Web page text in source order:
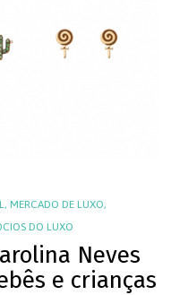
, MERCADO DE LUXO,
DO LUXO
Neves
e crianças